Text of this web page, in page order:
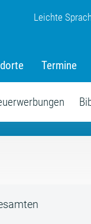
Leichte
Termine